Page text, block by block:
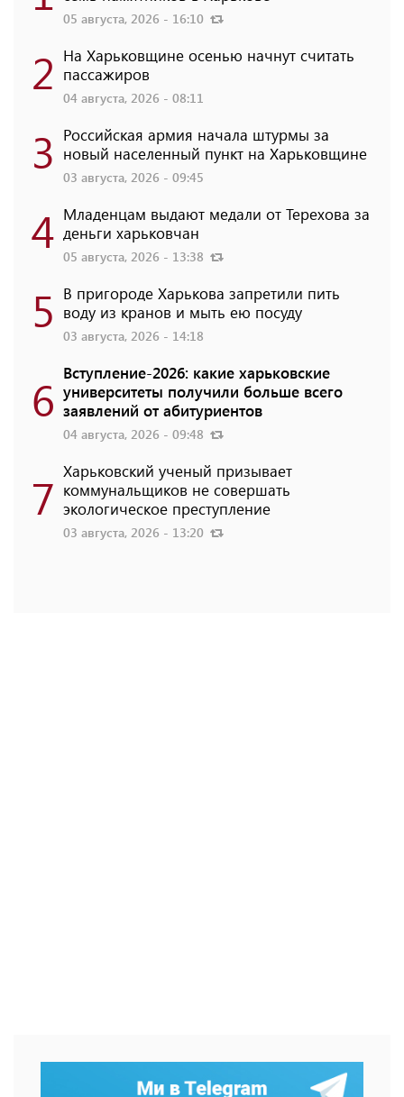
05 августа, 2026 - 16:10
2 На Харьковщине осенью начнут считать
пассажиров
04 августа, 2026 - 08:11
3 Российская армия начала штурмы за
новый населенный пункт на Харьковщине
03 августа, 2026 - 09:45
4 Младенцам выдают медали от Терехова за
деньги харьковчан
05 августа, 2026 - 13:38
5 В пригороде Харькова запретили пить
воду из кранов и мыть ею посуду
03 августа, 2026 - 14:18
6 Вступление-2026: какие харьковские
университеты получили больше всего
заявлений от абитуриентов
04 августа, 2026 - 09:48
7 Харьковский ученый призывает
коммунальщиков не совершать
экологическое преступление
03 августа, 2026 - 13:20